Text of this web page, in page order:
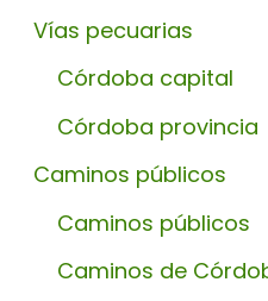
Vías pecuarias
Córdoba capital
Córdoba provincia
Caminos públicos
Caminos públicos
Caminos de